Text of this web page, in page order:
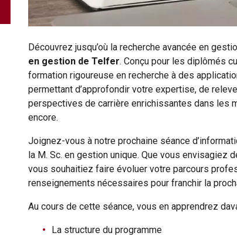
Découvrez jusqu’où la recherche avancée en
en gestion de Telfer. Conçu pour les diplômés
formation rigoureuse en recherche à des
permettant d’approfondir votre expertise, de
perspectives de carrière enrichissantes dans les
encore.
Joignez-vous à notre prochaine séance
la M. Sc. en gestion unique. Que vous
vous souhaitiez faire évoluer votre parcours
renseignements nécessaires pour franchir la
Au cours de cette séance, vous en apprendrez
La structure du programme